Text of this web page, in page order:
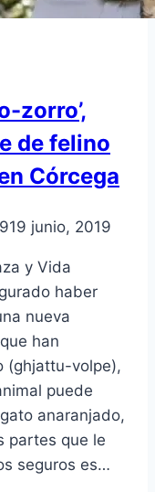
zorro’,
de felino
Córcega
19 junio, 2019
y Vida
haber
nueva
han
(ghjattu-volpe),
puede
anaranjado,
partes que le
seguros es…